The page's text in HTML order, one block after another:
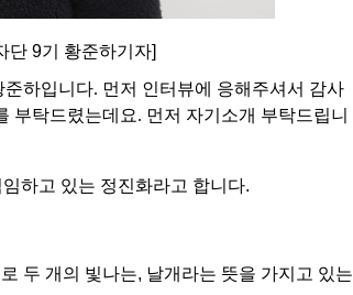
단 9기 황준하기자]
준하입니다. 먼저 인터뷰에 응해주셔서 감사
부탁드렸는데요. 먼저 자기소개 부탁드립니
하고 있는 정진화라고 합니다.
두 개의 빛나는, 날개라는 뜻을 가지고 있는